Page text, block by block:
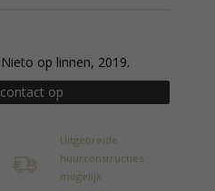
op linnen, 2019.
op
Uitgebreide
huurconstructies
mogelijk